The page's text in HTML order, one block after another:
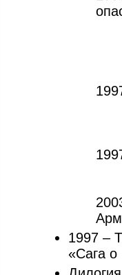
1997 –
«Сага